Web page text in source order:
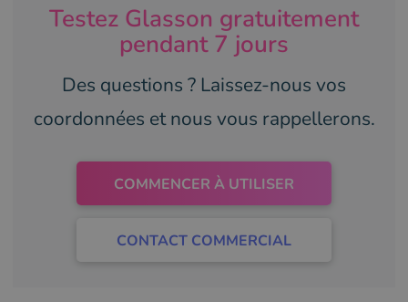
Testez Glasson gratuitement
pendant 7 jours
Des questions ? Laissez-nous vos
coordonnées et nous vous rappellerons.
COMMENCER À UTILISER
CONTACT COMMERCIAL